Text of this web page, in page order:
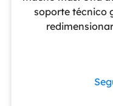
soporte técnico